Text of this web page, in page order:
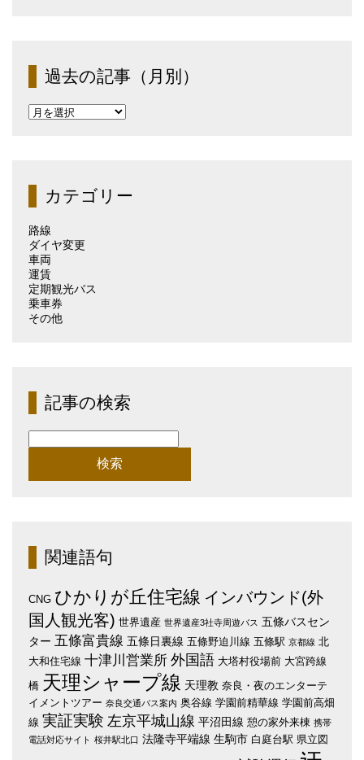
過去の記事（月別）
過
（月
別）カテゴリー
路線
ダイヤ変更
車両
運賃
定期観光バス
乗車券
その他
記事の検索
索:
関連語句
CNG ひかりが丘住宅線 インバウンド(外
国人観光客) 世界遺産 世界遺産3社寺周遊バス 五條バスセン
ター 五條富貴線 五條日裏線 五條野迫川線 五條駅 京都線 北
大和住宅線 十津川営業所 外国語 大塔村役場前 大宮跨線
橋 天理シャープ線 天理教 奈良・夜のエンターテ
イメントツアー 奈良交通バス案内 奥谷線 学園前精華線 学園前高畑
線 実証実験 左京平城山線 平沼田線 憩の家外来棟 携帯
電話対応サイト 桜井駅北口 法隆寺平端線 生駒市 白庭台駅 県立図